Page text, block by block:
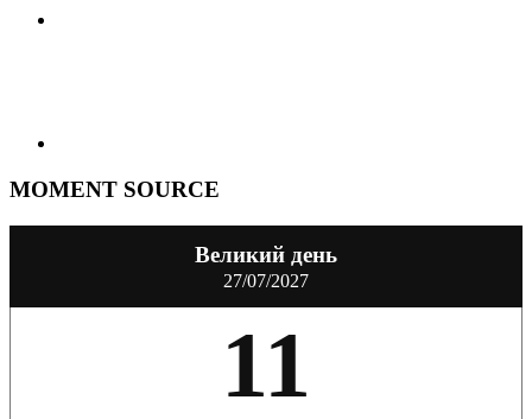
MOMENT SOURCE
Великий день
27/07/2027
11